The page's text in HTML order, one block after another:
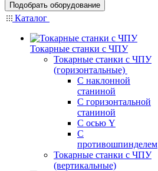
Подобрать оборудование
Каталог
Токарные станки с ЧПУ
Токарные станки с ЧПУ
(горизонтальные)
С наклонной
станиной
С горизонтальной
станиной
С осью Y
С
противошпинделем
Токарные станки с ЧПУ
(вертикальные)